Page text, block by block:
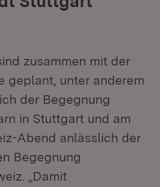
zusammen mit der
geplant, unter anderem
der Begegnung
in Stuttgart und am
Abend anlässlich der
Begegnung
„Damit